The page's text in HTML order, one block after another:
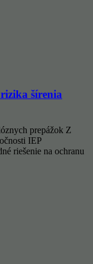
šírenia
prepážok Z
IEP
riešenie na ochranu